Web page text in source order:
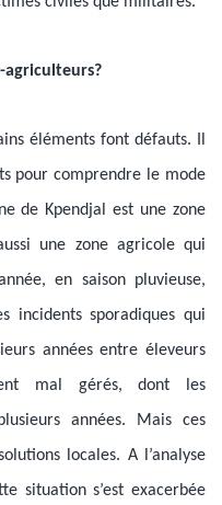
agriculteurs?
éléments font défauts. Il
pour comprendre le mode
de Kpendjal est une zone
une zone agricole qui
en saison pluvieuse,
incidents sporadiques qui
années entre éleveurs
mal gérés, dont les
années. Mais ces
locales. A l’analyse
situation s’est exacerbée